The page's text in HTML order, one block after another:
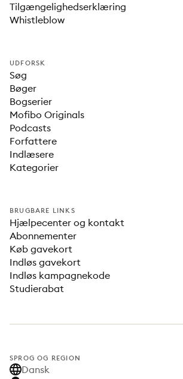
Tilgængelighedserklæring
Whistleblow
UDFORSK
Søg
Bøger
Bogserier
Mofibo Originals
Podcasts
Forfattere
Indlæsere
Kategorier
BRUGBARE LINKS
Hjælpecenter og kontakt
Abonnementer
Køb gavekort
Indløs gavekort
Indløs kampagnekode
Studierabat
SPROG OG REGION
Dansk